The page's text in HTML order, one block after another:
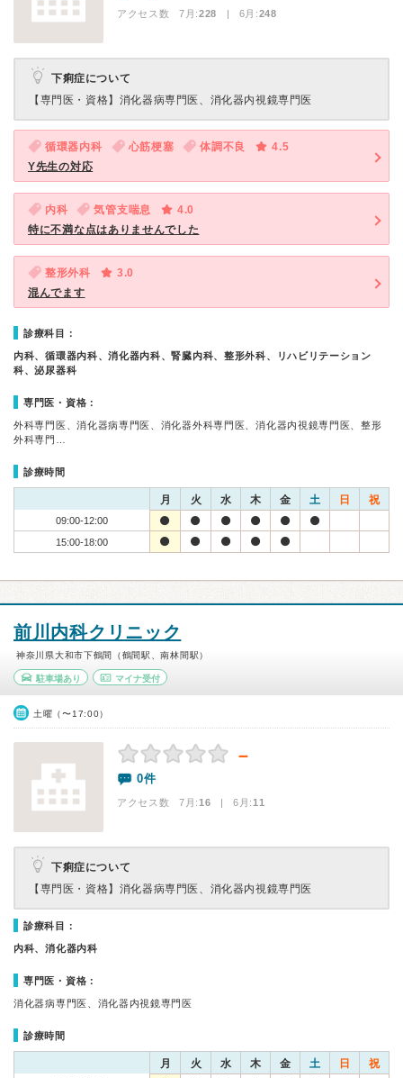
アクセス数 7月:228 | 6月:248
下痢症について
【専門医・資格】 消化器病専門医、消化器内視鏡専門医
循環器内科 心筋梗塞 体調不良
4.5
Y先生の対応
内科 気管支喘息
4.0
特に不満な点はありませんでした
整形外科
3.0
混んでます
診療科目：
内科、循環器内科、消化器内科、腎臓内科、整形外科、リハビリテーション
科、泌尿器科
専門医・資格：
外科専門医、消化器病専門医、消化器外科専門医、消化器内視鏡専門医、整形
外科専門…
診療時間
月 火 水 木 金 土 日 祝
09:00-12:00
15:00-18:00
前川内科クリニック
神奈川県大和市下鶴間（鶴間駅、南林間駅）
駐車場あり マイナ受付
土曜（〜17:00）
－
0件
アクセス数 7月:16 | 6月:11
下痢症について
【専門医・資格】 消化器病専門医、消化器内視鏡専門医
診療科目：
内科、消化器内科
専門医・資格：
消化器病専門医、消化器内視鏡専門医
診療時間
月 火 水 木 金 土 日 祝